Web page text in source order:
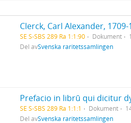
SE S-SBS 289 Ra 1:1:90 Dokument
Del avSvenska raritetssamlingen
Prefacio in librū qui dicitur
SE S-SBS 289 Ra 1:1:1 Dokument
Del avSvenska raritetssamlingen